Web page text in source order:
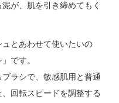
が、肌を引き締めてもく
とあわせて使いたいの
です。
ラシで、敏感肌用と普通
回転スピードを調整する